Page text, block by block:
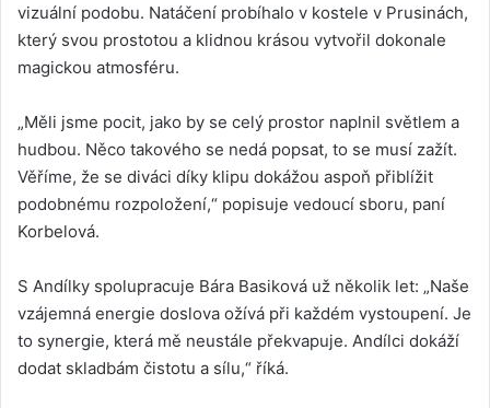
vizuální podobu. Natáčení probíhalo v kostele v Prusinách,
který svou prostotou a klidnou krásou vytvořil dokonale
magickou atmosféru.
„Měli jsme pocit, jako by se celý prostor naplnil světlem a
hudbou. Něco takového se nedá popsat, to se musí zažít.
Věříme, že se diváci díky klipu dokážou aspoň přiblížit
podobnému rozpoložení,“ popisuje vedoucí sboru, paní
Korbelová.
S Andílky spolupracuje Bára Basiková už několik let: „Naše
vzájemná energie doslova ožívá při každém vystoupení. Je
to synergie, která mě neustále překvapuje. Andílci dokáží
dodat skladbám čistotu a sílu,“ říká.